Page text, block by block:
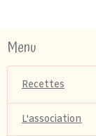
Menu
Recettes
L'association